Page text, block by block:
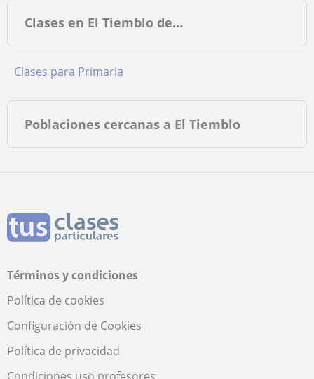
Clases en El Tiemblo de…
Clases para Primaria
Poblaciones cercanas a El Tiemblo
Términos y condiciones
Política de cookies
Configuración de Cookies
Política de privacidad